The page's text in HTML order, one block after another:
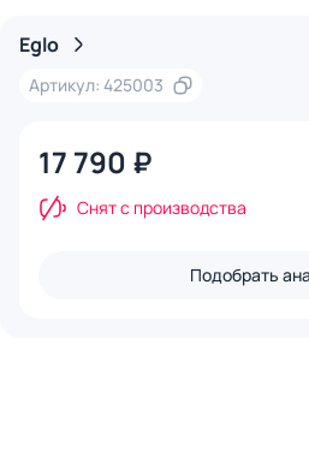
Eglo
Артикул: 425003
17 790 ₽
Снят с производства
Подобрать